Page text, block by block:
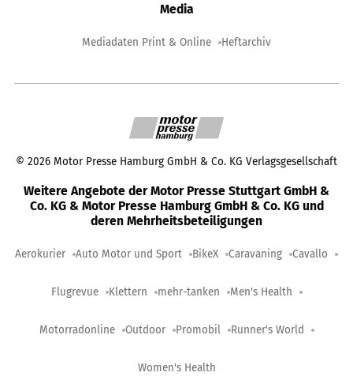
Media
Mediadaten Print & Online Heftarchiv
© 2026 Motor Presse Hamburg GmbH & Co. KG Verlagsgesellschaft
Weitere Angebote der Motor Presse Stuttgart GmbH &
Co. KG & Motor Presse Hamburg GmbH & Co. KG und
deren Mehrheitsbeteiligungen
Aerokurier Auto Motor und Sport BikeX Caravaning Cavallo
Flugrevue Klettern mehr-tanken Men's Health
Motorradonline Outdoor Promobil Runner's World
Women's Health